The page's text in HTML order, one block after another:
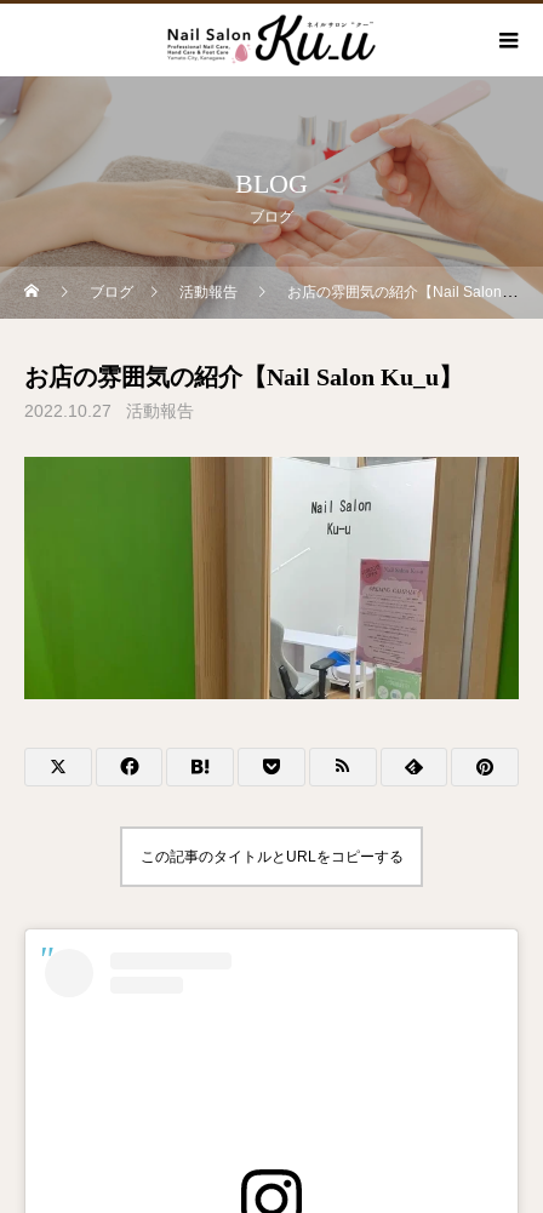
BLOG
ブログ
ブログ 活動報告 お店の雰囲気の紹介【Nail Salon Ku_u】
お店の雰囲気の紹介【Nail Salon Ku_u】
2022.10.27 活動報告
この記事のタイトルとURLをコピーする